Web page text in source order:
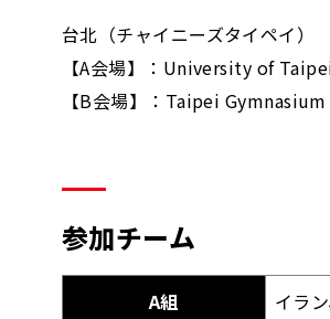
台北（チャイニーズタイペイ）
【A会場】：University of
【B会場】：Taipei Gymnasium
参加チーム
A組
イラ